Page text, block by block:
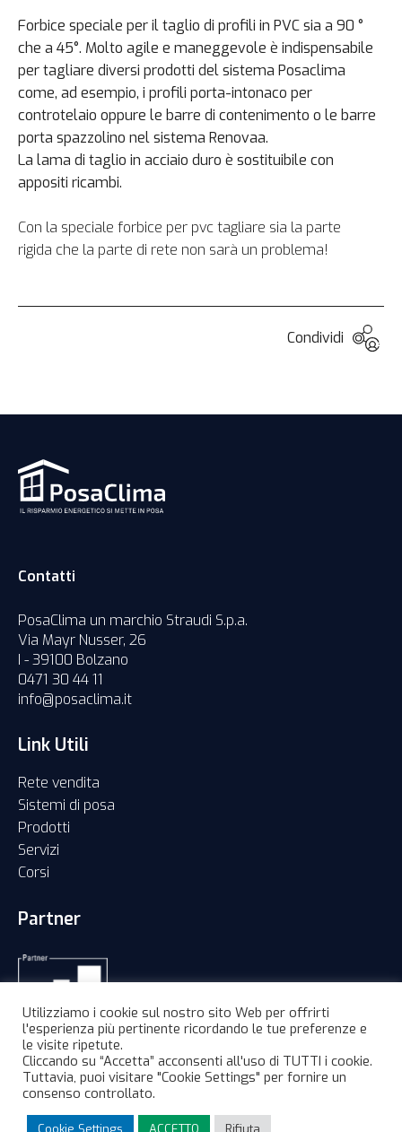
Forbice speciale per il taglio di profili in PVC sia a 90 °
che a 45°. Molto agile e maneggevole è indispensabile
per tagliare diversi prodotti del sistema Posaclima
come, ad esempio, i profili porta-intonaco per
controtelaio oppure le barre di contenimento o le barre
porta spazzolino nel sistema Renovaa.
La lama di taglio in acciaio duro è sostituibile con
appositi ricambi.
Con la speciale forbice per pvc tagliare sia la parte
rigida che la parte di rete non sarà un problema!
Condividi
Contatti
PosaClima un marchio Straudi S.p.a.
Via Mayr Nusser, 26
I - 39100 Bolzano
0471 30 44 11
info@posaclima.it
Link Utili
Rete vendita
Sistemi di posa
Prodotti
Servizi
Corsi
Partner
©2026 PosaClima un marchio Straudi S.p.a. | Part. IVA:
Utilizziamo i cookie sul nostro sito Web per offrirti
l'esperienza più pertinente ricordando le tue preferenze e
le visite ripetute.
Cliccando su “Accetta” acconsenti all'uso di TUTTI i cookie.
Tuttavia, puoi visitare "Cookie Settings" per fornire un
consenso controllato.
Cookie Settings ACCETTO Rifiuta